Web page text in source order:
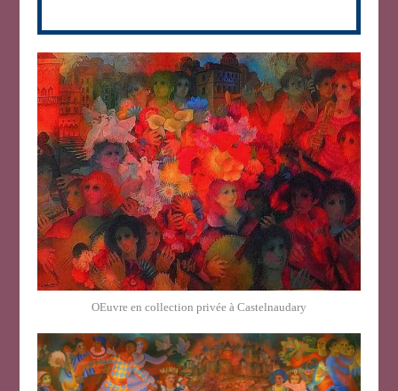
OEuvre en collection privée à Castelnaudary